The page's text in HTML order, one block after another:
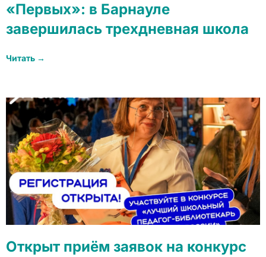
«Первых»: в Барнауле
завершилась трехдневная школа
Читать →
Открыт приём заявок на конкурс